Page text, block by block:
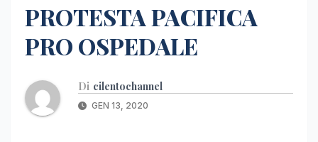
PROTESTA PACIFICA
PRO OSPEDALE
Di cilentochannel
GEN 13, 2020